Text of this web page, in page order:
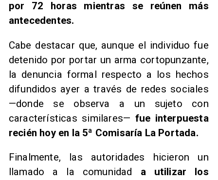
por 72 horas mientras se reúnen más
antecedentes.
Cabe destacar que, aunque el individuo fue
detenido por portar un arma cortopunzante,
la denuncia formal respecto a los hechos
difundidos ayer a través de redes sociales
—donde se observa a un sujeto con
características similares— fue interpuesta
recién hoy en la 5ª Comisaría La Portada.
Finalmente, las autoridades hicieron un
llamado a la comunidad a utilizar los